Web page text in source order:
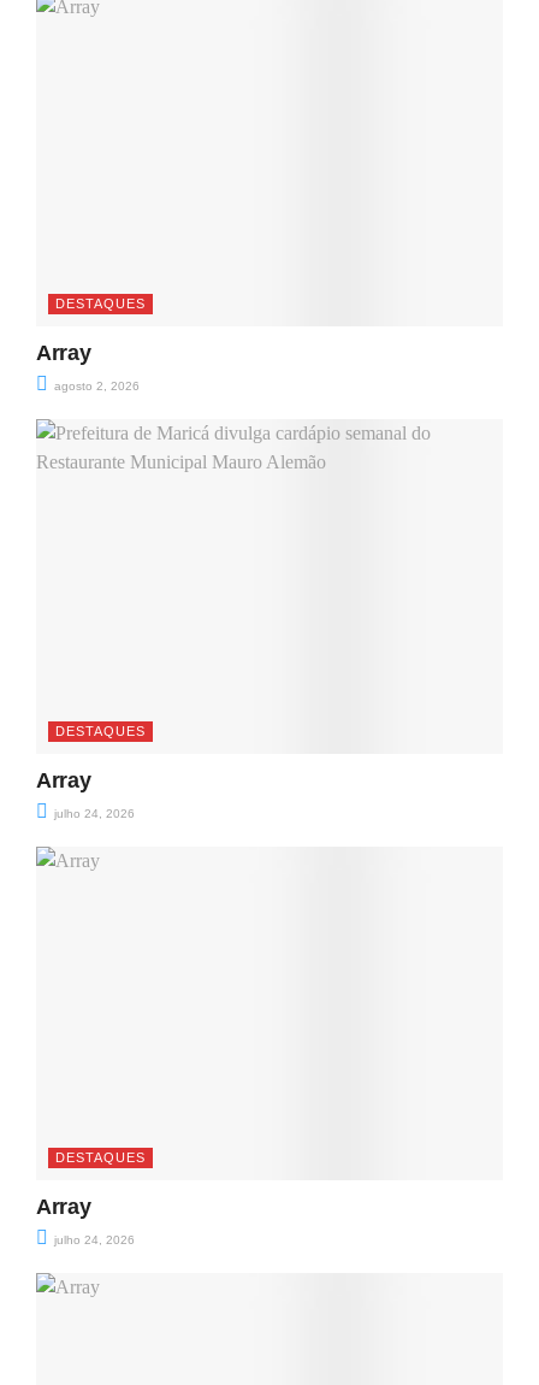
DESTAQUES
Array
agosto 2, 2026
DESTAQUES
Array
julho 24, 2026
DESTAQUES
Array
julho 24, 2026